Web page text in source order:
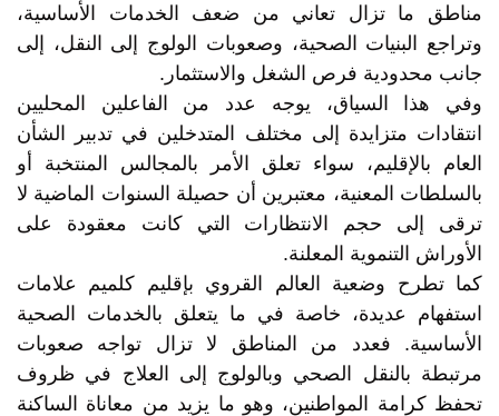
مناطق ما تزال تعاني من ضعف الخدمات الأساسية،
وتراجع البنيات الصحية، وصعوبات الولوج إلى النقل، إلى
جانب محدودية فرص الشغل والاستثمار.
وفي هذا السياق، يوجه عدد من الفاعلين المحليين
انتقادات متزايدة إلى مختلف المتدخلين في تدبير الشأن
العام بالإقليم، سواء تعلق الأمر بالمجالس المنتخبة أو
بالسلطات المعنية، معتبرين أن حصيلة السنوات الماضية لا
ترقى إلى حجم الانتظارات التي كانت معقودة على
الأوراش التنموية المعلنة.
كما تطرح وضعية العالم القروي بإقليم كلميم علامات
استفهام عديدة، خاصة في ما يتعلق بالخدمات الصحية
الأساسية. فعدد من المناطق لا تزال تواجه صعوبات
مرتبطة بالنقل الصحي وبالولوج إلى العلاج في ظروف
تحفظ كرامة المواطنين، وهو ما يزيد من معاناة الساكنة